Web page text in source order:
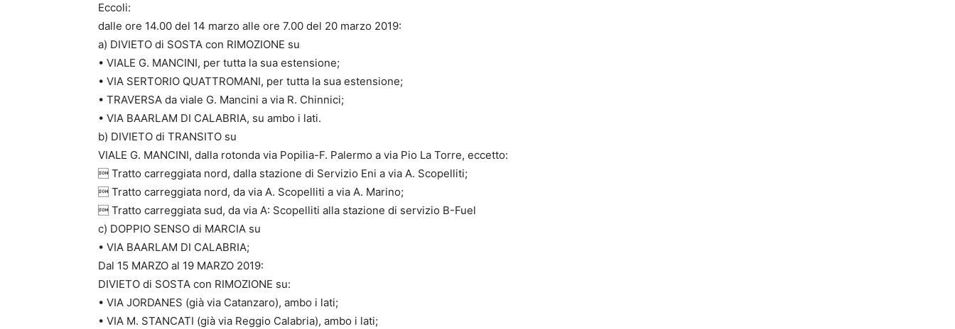
Eccoli:
dalle ore 14.00 del 14 marzo alle ore 7.00 del 20 marzo 2019:
a) DIVIETO di SOSTA con RIMOZIONE su
• VIALE G. MANCINI, per tutta la sua estensione;
• VIA SERTORIO QUATTROMANI, per tutta la sua estensione;
• TRAVERSA da viale G. Mancini a via R. Chinnici;
• VIA BAARLAM DI CALABRIA, su ambo i lati.
b) DIVIETO di TRANSITO su
VIALE G. MANCINI, dalla rotonda via Popilia-F. Palermo a via Pio La Torre, eccetto:
 Tratto carreggiata nord, dalla stazione di Servizio Eni a via A. Scopelliti;
 Tratto carreggiata nord, da via A. Scopelliti a via A. Marino;
 Tratto carreggiata sud, da via A: Scopelliti alla stazione di servizio B-Fuel
c) DOPPIO SENSO di MARCIA su
• VIA BAARLAM DI CALABRIA;
Dal 15 MARZO al 19 MARZO 2019:
DIVIETO di SOSTA con RIMOZIONE su:
• VIA JORDANES (già via Catanzaro), ambo i lati;
• VIA M. STANCATI (già via Reggio Calabria), ambo i lati;